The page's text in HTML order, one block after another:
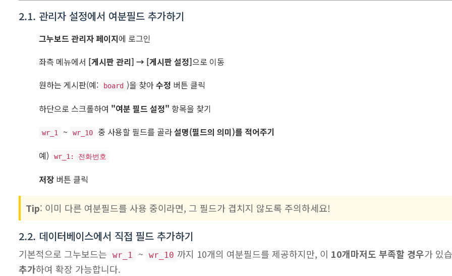
2.1. 관리자 설정에서 여분필드 추가하기
그누보드 관리자 페이지에 로그인
좌측 메뉴에서 [게시판 관리] → [게시판 설정]으로 이동
원하는 게시판(예:
board )을 찾아수정 버튼 클릭
하단으로 스크롤하여 "여분 필드 설정" 항목을 찾기
wr_1 ~ wr_10 중 사용할 필드를 골라설명(필드의 의미)를 적어주기
예)
wr_1: 전화번호
저장 버튼 클릭
Tip: 이미 다른 여분필드를 사용 중이라면, 그 필드가 겹치지 않도록 주의하세요!
2.2. 데이터베이스에서 직접 필드 추가하기
기본적으로 그누보드는 wr_1 ~ wr_10 까지 10개의 여분필드를 제공하지만, 이 10개마저도 부족할 경우가 있
추가하여 확장 가능합니다.